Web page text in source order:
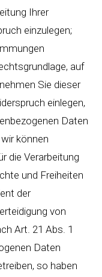
Ihrer
einzulegen;
auf
Sie dieser
einlegen,
Daten
können
die Verarbeitung
und Freiheiten
der
von
Art. 21 Abs. 1
Daten
so haben